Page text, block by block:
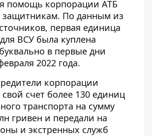
помощь корпорации АТБ
защитникам. По данным из
первая единица
ВСУ была куплена
в первые дни
2022 года.
корпорации
счет более 130 единиц
транспорта на сумму
гривен и передали на
и экстренных служб